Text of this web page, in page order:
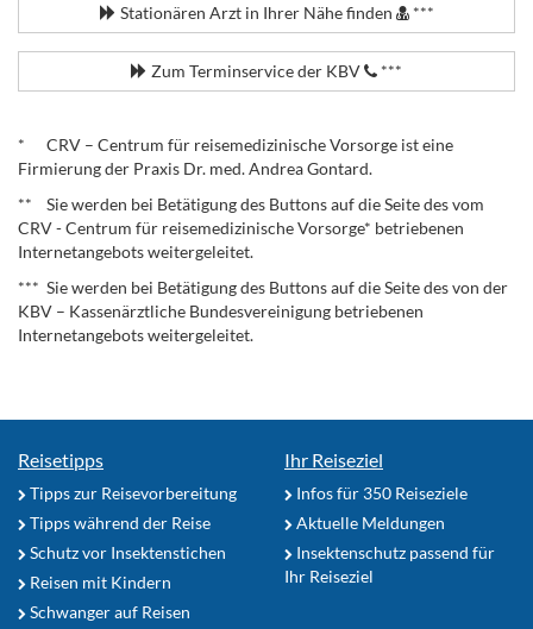
Stationären Arzt in Ihrer Nähe finden ***
Zum Terminservice der KBV ***
* CRV – Centrum für reisemedizinische Vorsorge ist eine
Firmierung der Praxis Dr. med. Andrea Gontard.
** Sie werden bei Betätigung des Buttons auf die Seite des vom
CRV - Centrum für reisemedizinische Vorsorge* betriebenen
Internetangebots weitergeleitet.
*** Sie werden bei Betätigung des Buttons auf die Seite des von der
KBV – Kassenärztliche Bundesvereinigung betriebenen
Internetangebots weitergeleitet.
Reisetipps
Tipps zur Reisevorbereitung
Tipps während der Reise
Schutz vor Insektenstichen
Reisen mit Kindern
Schwanger auf Reisen
Ihr Reiseziel
Infos für 350 Reiseziele
Aktuelle Meldungen
Insektenschutz passend für
Ihr Reiseziel